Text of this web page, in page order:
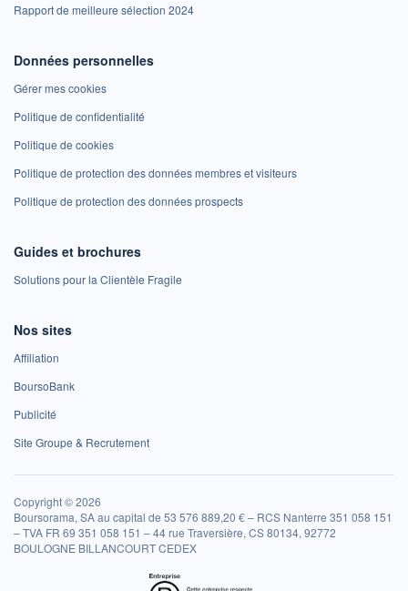
Rapport de meilleure sélection 2024
Données personnelles
Gérer mes cookies
Politique de confidentialité
Politique de cookies
Politique de protection des données membres et visiteurs
Politique de protection des données prospects
Guides et brochures
Solutions pour la Clientèle Fragile
Nos sites
Affiliation
BoursoBank
Publicité
Site Groupe & Recrutement
Copyright © 2026
Boursorama, SA au capital de 53 576 889,20 € – RCS Nanterre 351 058 151
– TVA FR 69 351 058 151 – 44 rue Traversière, CS 80134, 92772
BOULOGNE BILLANCOURT CEDEX